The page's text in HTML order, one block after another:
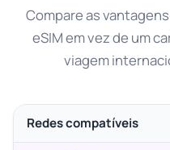
Compare as
eSIM em vez de um
viagem
Redes compatíveis